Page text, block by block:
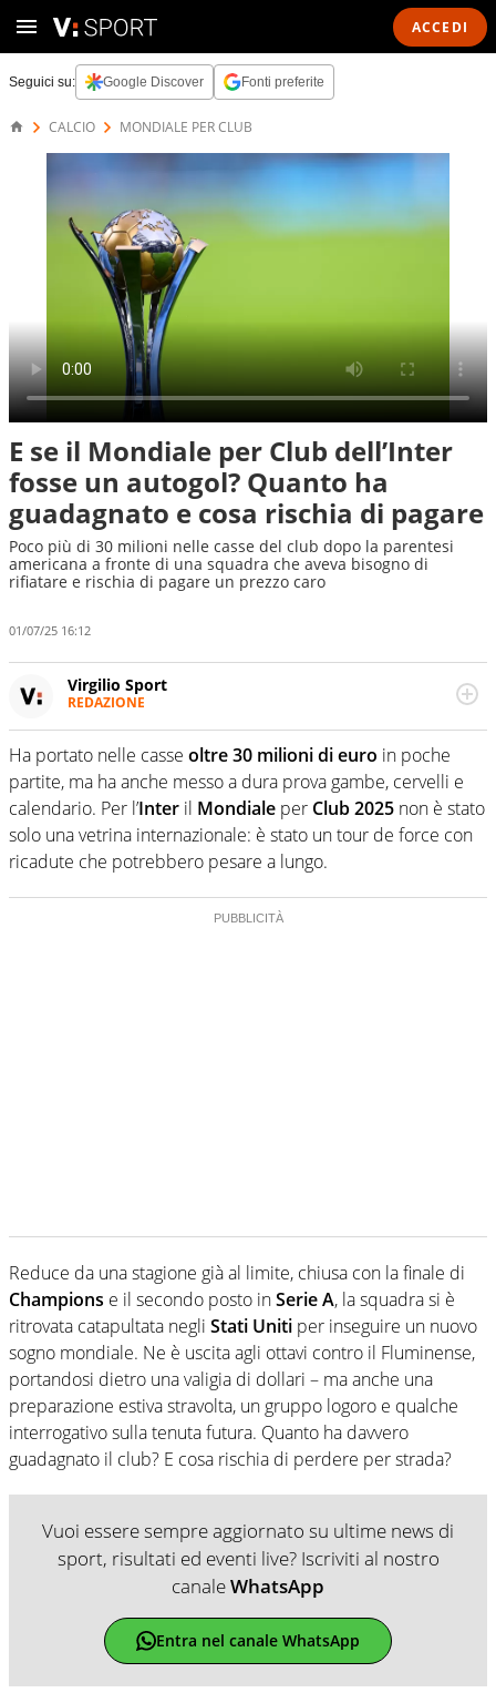
ACCEDI
Seguici su: Google Discover Fonti preferite
CALCIO MONDIALE PER CLUB
E se il Mondiale per Club dell’Inter
fosse un autogol? Quanto ha
guadagnato e cosa rischia di pagare
Poco più di 30 milioni nelle casse del club dopo la parentesi
americana a fronte di una squadra che aveva bisogno di
rifiatare e rischia di pagare un prezzo caro
01/07/25 16:12
Virgilio Sport
REDAZIONE
appassionato su tutto il mondo dello sport. Calcio,
calciomercato, F1, Motomondiale ma anche tennis,
volley, basket: su Virgilio Sport i tifosi e gli appassionati
sanno che troveranno sempre copertura completa e
zero faziosità. La squadra di Virgilio Sport è formata da
giornalisti ed esperti di sport abili sia nel gioco di
rimessa quando intercettano le notizie e le rilanciano
creano contenuti 100% originali ed esclusivi.
Ha portato nelle casse oltre 30 milioni di euro in poche
partite, ma ha anche messo a dura prova gambe, cervelli e
calendario. Per l’Inter il Mondiale per Club 2025 non è stato
solo una vetrina internazionale: è stato un tour de force con
ricadute che potrebbero pesare a lungo.
Reduce da una stagione già al limite, chiusa con la finale di
Champions e il secondo posto inSerie A, la squadra si è
ritrovata catapultata negli Stati Uniti per inseguire un nuovo
sogno mondiale. Ne è uscita agli ottavi contro il Fluminense,
portandosi dietro una valigia di dollari – ma anche una
preparazione estiva stravolta, un gruppo logoro e qualche
interrogativo sulla tenuta futura. Quanto ha davvero
guadagnato il club? E cosa rischia di perdere per strada?
Vuoi essere sempre aggiornato su ultime news di
sport, risultati ed eventi live? Iscriviti al nostro
canaleWhatsApp
Entra nel canale WhatsApp